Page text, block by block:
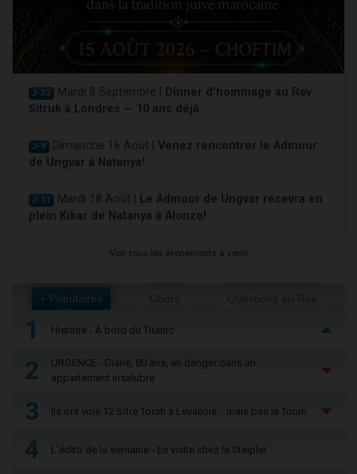
J-32 Mardi 8 Septembre |
Dinner d'hommage au Rav
Sitruk à Londres — 10 ans déjà
J-9 Dimanche 16 Août | Venez rencontrer le Admour
de Ungvar à Natanya!
J-11 Mardi 18 Août |
Le Admour de Ungvar recevra en
plein Kikar de Natanya à Alonzo!
Voir tous les événements à venir
+ Populaires
1 Histoire - À bord du Titanic
2
URGENCE - Diane, 80 ans, en danger dans un
appartement insalubre
3 Ils ont volé 12 Sifré Torah à Levallois… mais pas la Torah
4 L'édito de la semaine - En visite chez le Steipler